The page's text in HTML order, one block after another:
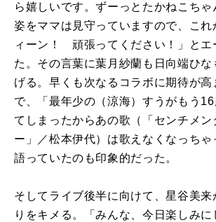
ら嬉しいです。ずーっとたかねこちゃ
姿をママは見守っていますので、これ
ィーン！ 頑張ってください！」とエ
た。その言葉に葉月紗蘭も日向端ひな
げる。早くも次なるコラボに期待が高
で、「最年少の（涼海）すうがもう
てしまったからあの歌（「センチメン
ー」／松本伊代）は歌えなくなっちゃ
語っていたのも印象的だった。
そしてライブ後半に向けて、星谷美来
りをキメる。「みんな、今日楽しみに